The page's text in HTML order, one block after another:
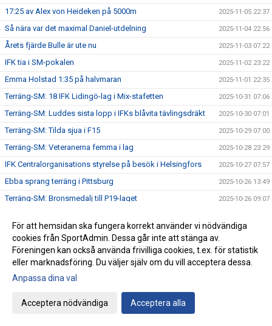
17:25 av Alex von Heideken på 5000m 2025-11-05 22:37
Så nära var det maximal Daniel-utdelning 2025-11-04 22:56
Årets fjärde Bulle är ute nu 2025-11-03 07:22
IFK tia i SM-pokalen 2025-11-02 23:22
Emma Holstad 1:35 på halvmaran 2025-11-01 22:35
Terräng-SM: 18 IFK Lidingö-lag i Mix-stafetten 2025-10-31 07:06
Terräng-SM: Luddes sista lopp i IFKs blåvita tävlingsdräkt 2025-10-30 07:01
Terräng-SM: Tilda sjua i F15 2025-10-29 07:00
Terräng-SM: Veteranerna femma i lag 2025-10-28 23:29
IFK Centralorganisations styrelse på besök i Helsingfors 2025-10-27 07:57
Ebba sprang terräng i Pittsburg 2025-10-26 13:49
Terräng-SM: Bronsmedalj till P19-laget 2025-10-26 09:07
Terräng-SM: Kassaskåpssäkert P19-guld till Kalle 2025-10-25 22:00
Terräng-SM: Silver till Nina i K55 2025-10-24 09:24
Terräng-SM: Veteran-silver till Kenneth Gysing 2025-10-23 08:03
Vilka fantastiska funktionärer vi har!
Terräng-SM: Dubbelt i lagtävlingen i P17
Stark trio juniorlöpare från IFK i Nordiska mästerskapen i
För att hemsidan ska fungera korrekt använder vi nödvändiga
cookies från SportAdmin. Dessa går inte att stänga av.
Föreningen kan också använda frivilliga cookies, t.ex. för statistik
eller marknadsföring. Du väljer själv om du vill acceptera dessa.
Anpassa dina val
Acceptera nödvändiga Acceptera alla